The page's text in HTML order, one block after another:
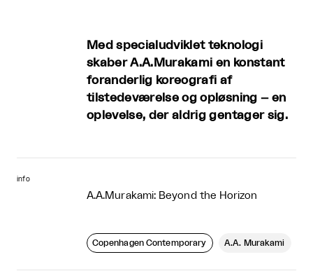
Med specialudviklet teknologi
skaber A.A.Murakami en konstant
foranderlig koreografi af
tilstedeværelse og opløsning – en
oplevelse, der aldrig gentager sig.
info
A.A.Murakami: Beyond the Horizon
Copenhagen Contemporary A.A. Murakami